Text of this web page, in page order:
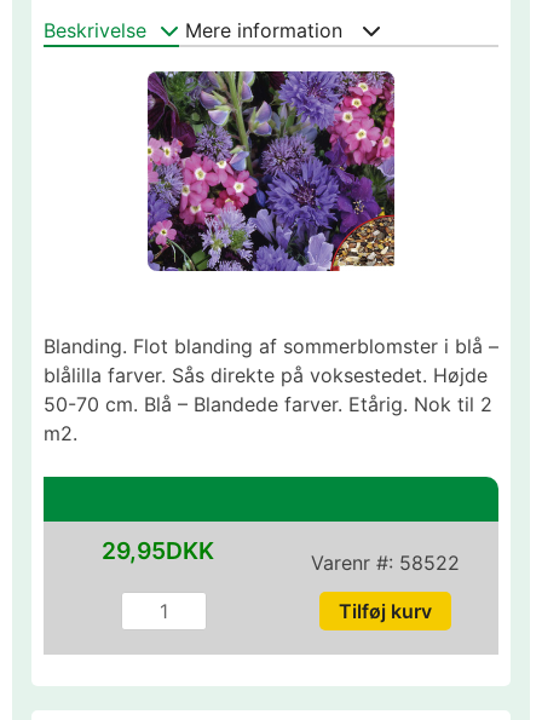
Beskrivelse Mere information
Blanding. Flot blanding af sommerblomster i blå –
blålilla farver. Sås direkte på voksestedet. Højde
50-70 cm. Blå – Blandede farver. Etårig. Nok til 2
m2.
Varenr #: 58522
29,95DKK